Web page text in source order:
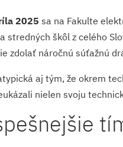
2025 sa na Fakulte
stredných škôl z celého
zdolať náročnú súťažnú
aj tým, že okrem
nielen svoju